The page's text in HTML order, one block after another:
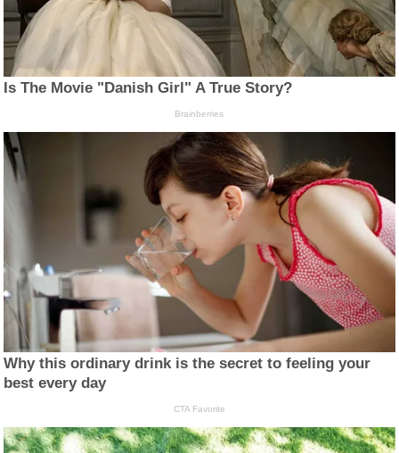
Is The Movie "Danish Girl" A True Story?
Brainberries
Why this ordinary drink is the secret to feeling your
best every day
CTA Favorite